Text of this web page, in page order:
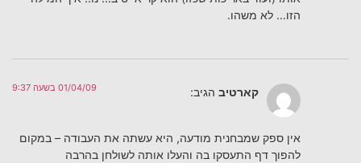
הזו… לא משהו.
קארטיב הגיב: 01/04/09 בשעה 9:37
אין ספק שמבחנית מודעה, היא עשתה את העבודה – במקום
להפוך דף התעסקו בה והעלו אותה לשולחן בהרבה